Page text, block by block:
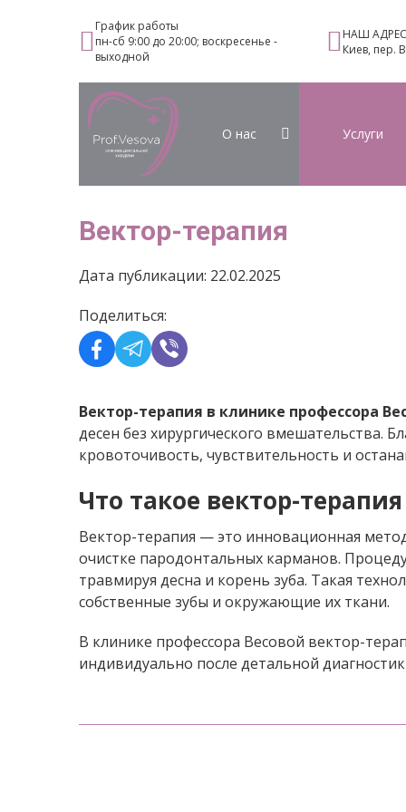
График работы
пн-сб 9:00 до 20:00; воскресенье -
выходной
НАШ АДРЕС
Киев, пер.
О нас Услуги
Вектор-терапия
Дата публикации: 22.02.2025
Поделиться:
Вектор-терапия в клинике профессора
десен без хирургического вмешательства.
кровоточивость, чувствительность и
Что такое вектор-терапия
Вектор-терапия — это инновационная
очистке пародонтальных карманов.
травмируя десна и корень зуба. Такая
собственные зубы и окружающие их ткани.
В клинике профессора Весовой вектор-
индивидуально после детальной